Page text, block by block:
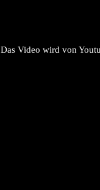
Das Video wird von